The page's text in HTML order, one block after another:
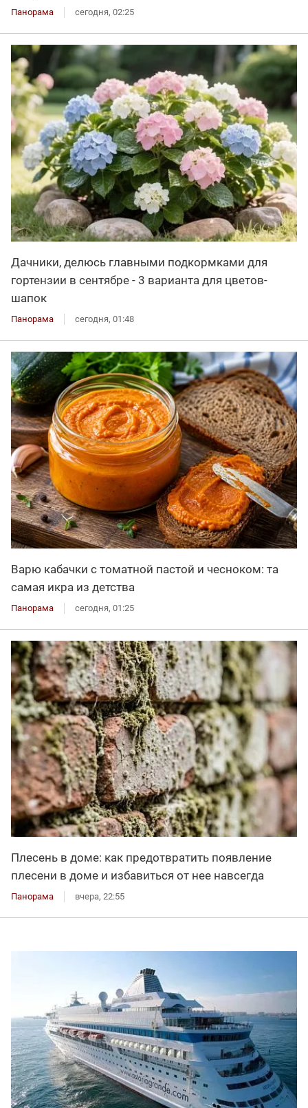
Панорама сегодня, 02:25
Дачники, делюсь главными подкормками для
гортензии в сентябре - 3 варианта для цветов-
шапок
Панорама сегодня, 01:48
Варю кабачки с томатной пастой и чесноком: та
самая икра из детства
Панорама сегодня, 01:25
Плесень в доме: как предотвратить появление
плесени в доме и избавиться от нее навсегда
Панорама вчера, 22:55